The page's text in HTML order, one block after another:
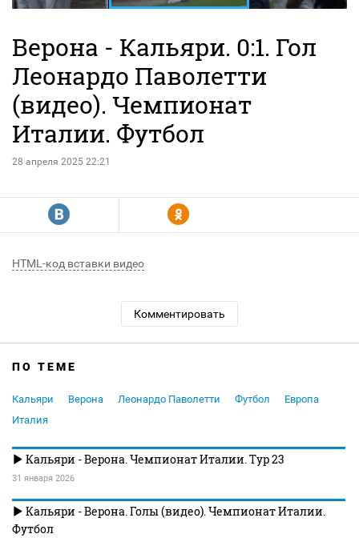
Верона - Кальяри. 0:1. Гол
Леонардо Паволетти
(видео). Чемпионат
Италии. Футбол
28 апреля 2025 22:21
R Y
HTML-код вставки видео
Комментировать
ПО ТЕМЕ
Кальяри Верона Леонардо Паволетти Футбол
Европа
Италия
Кальяри - Верона. Чемпионат Италии. Тур 23
31 января 2026
Кальяри - Верона. Голы (видео). Чемпионат Италии.
Футбол